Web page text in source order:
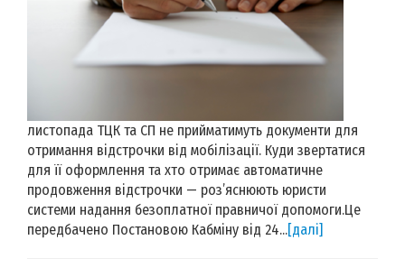
листопада ТЦК та СП не прийматимуть документи для
отримання відстрочки від мобілізації. Куди звертатися
для її оформлення та хто отримає автоматичне
продовження відстрочки — роз’яснюють юристи
системи надання безоплатної правничої допомоги.Це
передбачено Постановою Кабміну від 24...[далі]